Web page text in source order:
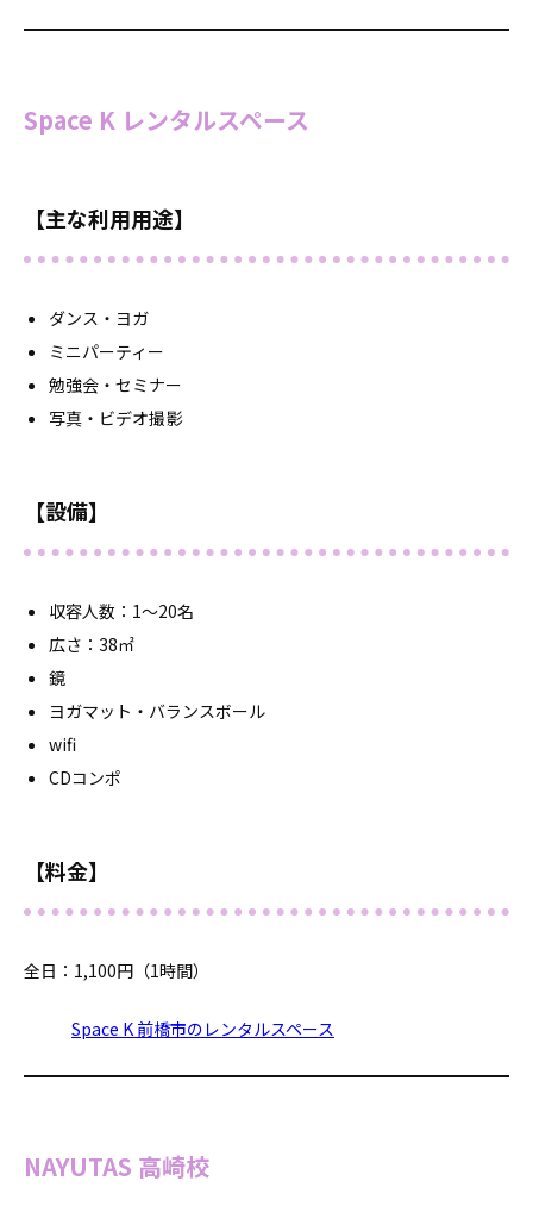
Space K レンタルスペース
【主な利用用途】
ダンス・ヨガ
ミニパーティー
勉強会・セミナー
写真・ビデオ撮影
【設備】
収容人数：1～20名
広さ：38㎡
鏡
ヨガマット・バランスボール
wifi
CDコンポ
【料金】
全日：1,100円（1時間）
Space K 前橋市のレンタルスペース
NAYUTAS 高崎校